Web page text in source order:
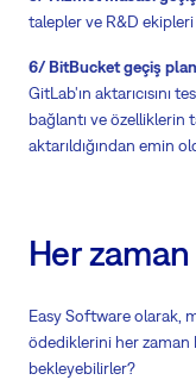
talepler ve R&D ekipleri
6/ BitBucket geçiş
GitLab'ın aktarıcısını
bağlantı ve özelliklerin
aktarıldığından emin
Her
Easy Software olarak,
ödediklerini her
bekleyebilirler?